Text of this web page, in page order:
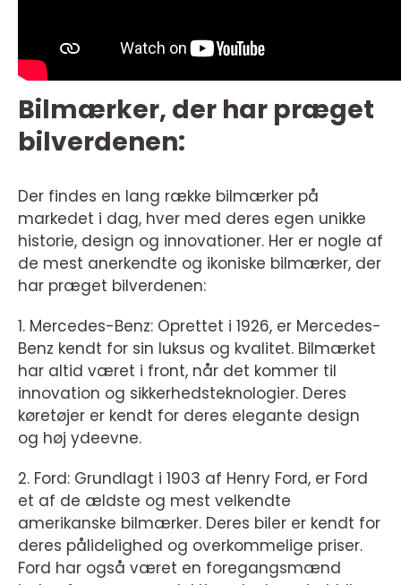
Bilmærker, der har præget
bilverdenen:
Der findes en lang række bilmærker på
markedet i dag, hver med deres egen unikke
historie, design og innovationer. Her er nogle af
de mest anerkendte og ikoniske bilmærker, der
har præget bilverdenen:
1. Mercedes-Benz: Oprettet i 1926, er Mercedes-
Benz kendt for sin luksus og kvalitet. Bilmærket
har altid været i front, når det kommer til
innovation og sikkerhedsteknologier. Deres
køretøjer er kendt for deres elegante design
og høj ydeevne.
2. Ford: Grundlagt i 1903 af Henry Ford, er Ford
et af de ældste og mest velkendte
amerikanske bilmærker. Deres biler er kendt for
deres pålidelighed og overkommelige priser.
Ford har også været en foregangsmænd